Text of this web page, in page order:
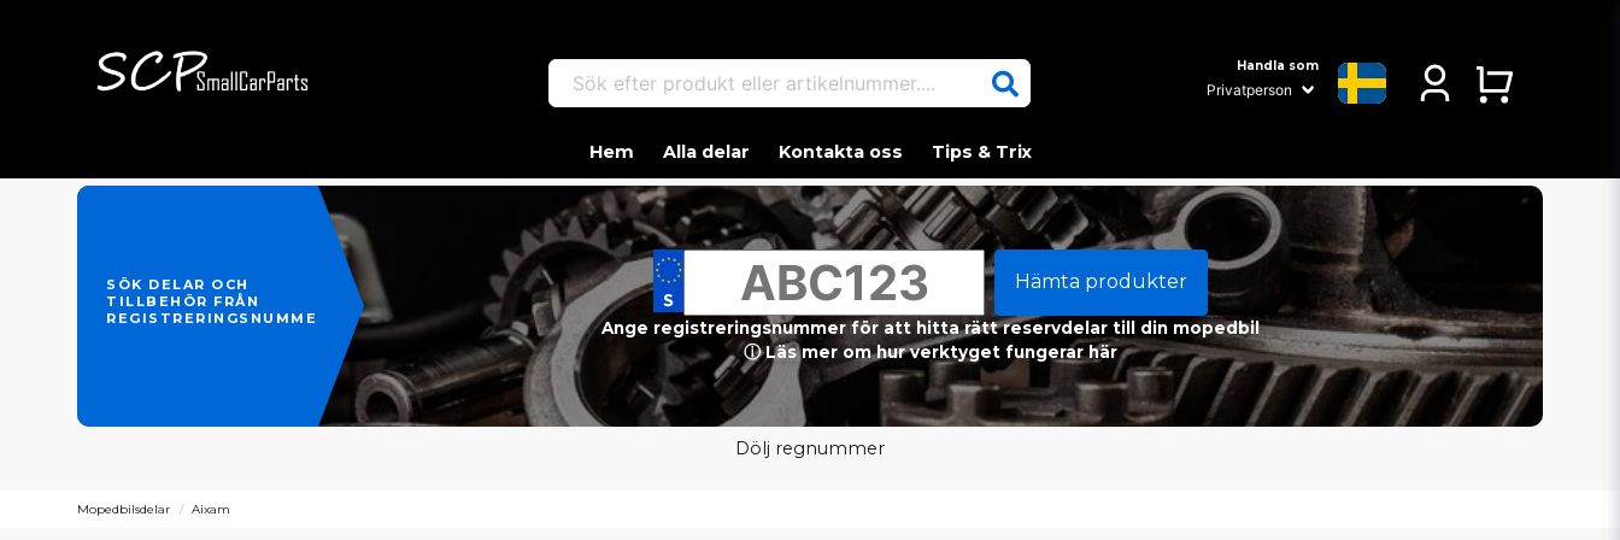
Sök efter produkt eller artikelnummer.... Handla som
Hem Alla delar Kontakta oss Tips & Trix
SÖK DELAR OCH
TILLBEHÖR FRÅN
REGISTRERINGSNUMMER
Hämta produkter
Ange registreringsnummer för att hitta rätt reservdelar till din mopedbil
ⓘ Läs mer om hur verktyget fungerar här
Dölj regnummer
Mopedbilsdelar Aixam